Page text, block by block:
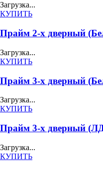
Загрузка...
КУПИТЬ
Прайм 2-х дверный
Загрузка...
КУПИТЬ
Прайм 3-х дверный
Загрузка...
КУПИТЬ
Прайм 3-х дверный
Загрузка...
КУПИТЬ